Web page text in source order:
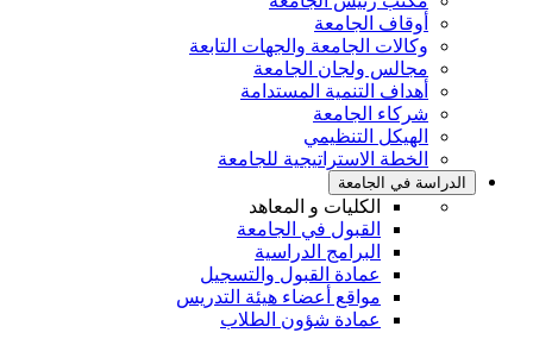
أوقاف الجامعة
وكالات الجامعة والجهات التابعة
مجالس ولجان الجامعة
أهداف التنمية المستدامة
شركاء الجامعة
الهيكل التنظيمي
الخطة الاستراتيجية للجامعة
الدراسة في الجامعة
الكليات و المعاهد
القبول في الجامعة
البرامج الدراسية
عمادة القبول والتسجيل
مواقع أعضاء هيئة التدريس
عمادة شؤون الطلاب